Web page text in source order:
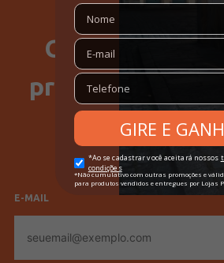
Fitness
Vendido Por Lojas
Código Completo
Modelo
Confecção
Idade
Ganhe 15%
primeira
SELECIONE SEU
Feminino
E-MAIL
mail